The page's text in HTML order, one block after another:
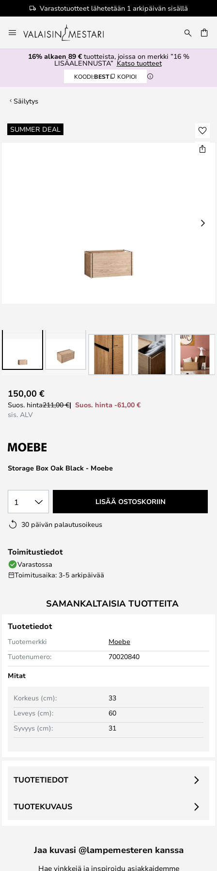
Varastotuotteet lähetetään 1 arkipäivän sisällä
to
Content
16% alkaen 89 €tuotteista, joissa on merkki ”16 %
LISÄALENNUSTA” Katso tuotteet
KOODI:BEST KOPIOI
Säilytys
SUMMER DEAL
Skip
to
to
the
the
gallery
Storage Box Oak Black - Moebe
150,00 €
Suos. hinta211,00 €
Suos. hinta -61,00 €
sis. ALV
1 LISÄÄ OSTOSKORIIN
30 päivän palautusoikeus
Toimitustiedot
Varastossa
Toimitusaika: 3-5 arkipäivää
SAMANKALTAISIA TUOTTEITA
Tuotetiedot
Tuotemerkki
Moebe
Tuotenumero:
70020840
Mitat
Leveys (cm): 60
Korkeus (cm): 33
Syvyys (cm): 31
TUOTEKUVAUS
TUOTETIEDOT
Jaa kuvasi @lampemesteren kanssa
Hae vinkkejä ja inspiroidu asiakkaidemme